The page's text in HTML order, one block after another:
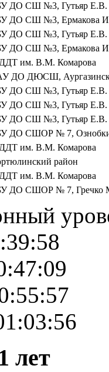
ДО СШ №3, Гутьяр Е.В.
ДО СШ №3, Ермакова
ДО СШ №3, Гутьяр Е.В.
ДО СШ №3, Ермакова
им. В.М. Комарова
ДО ДЮСШ,
ДО СШ №3, Гутьяр Е.В.
ДО СШ №3, Гутьяр Е.В.
ДО СШ №3, Гутьяр Е.В.
ДО СШОР № 7,
им. В.М. Комарова
район
им. В.М. Комарова
ДО СШОР № 7, Гречко
лет